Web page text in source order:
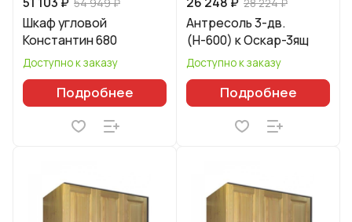
Шкаф угловой
Константин 680
Доступно к заказу
Подробнее
Антресоль 3-дв.
(Н-600) к Оскар-3ящ
Доступно к заказу
Подробнее